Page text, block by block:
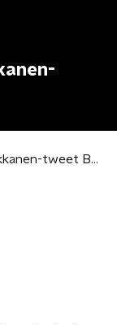
NS weerspreekt Marokkanen-tweet Baudet